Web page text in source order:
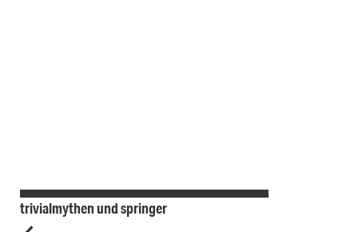
trivialmythen und springer